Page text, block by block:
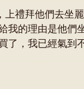
上禮拜他們去坐
我的理由是他們
了，我已經氣到